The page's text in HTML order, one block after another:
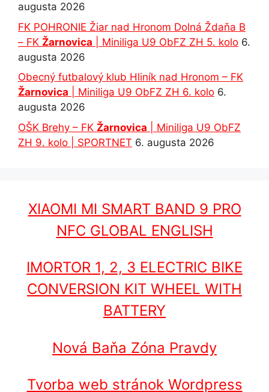
augusta 2026
FK POHRONIE Žiar nad Hronom Dolná Ždaňa B
– FK Žarnovica | Miniliga U9 ObFZ ZH 5. kolo 6.
augusta 2026
Obecný futbalový klub Hliník nad Hronom – FK
Žarnovica | Miniliga U9 ObFZ ZH 6. kolo 6.
augusta 2026
OŠK Brehy – FK Žarnovica | Miniliga U9 ObFZ
ZH 9. kolo | SPORTNET 6. augusta 2026
XIAOMI MI SMART BAND 9 PRO
NFC GLOBAL ENGLISH
IMORTOR 1, 2, 3 ELECTRIC BIKE
CONVERSION KIT WHEEL WITH
BATTERY
Nová Baňa Zóna Pravdy
Tvorba web stránok Wordpress